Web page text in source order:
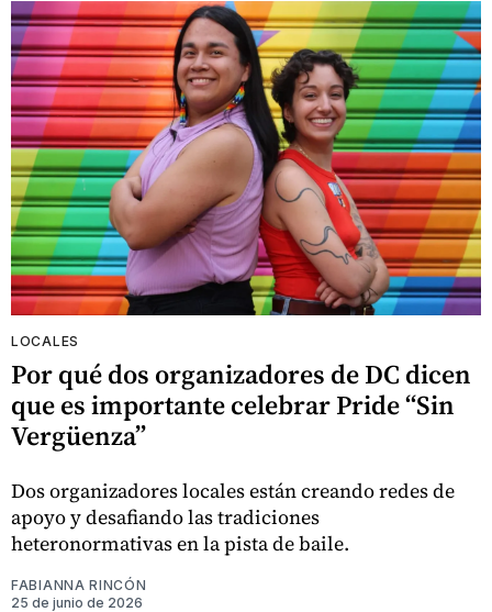
LOCALES
Por qué dos organizadores de DC dicen
que es importante celebrar Pride “Sin
Vergüenza”
Dos organizadores locales están creando redes de
apoyo y desafiando las tradiciones
heteronormativas en la pista de baile.
FABIANNA RINCÓN
25 de junio de 2026